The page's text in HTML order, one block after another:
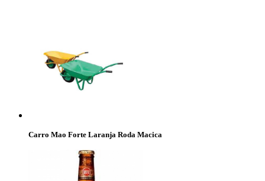
Carro Mao Forte Laranja Roda Macica